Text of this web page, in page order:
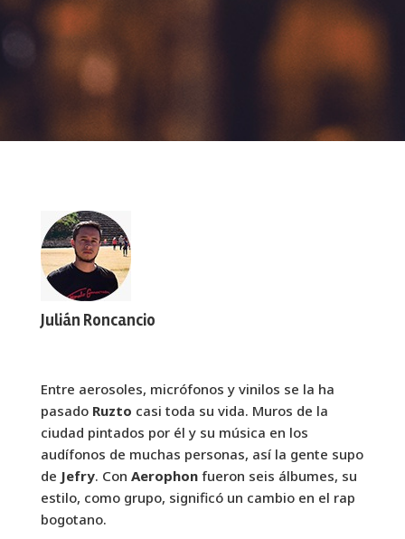
Julián Roncancio
Entre aerosoles, micrófonos y vinilos se la ha
pasado Ruzto casi toda su vida. Muros de la
ciudad pintados por él y su música en los
audífonos de muchas personas, así la gente supo
de Jefry. Con Aerophonfueron seis álbumes, su
estilo, como grupo, significó un cambio en el rap
bogotano.